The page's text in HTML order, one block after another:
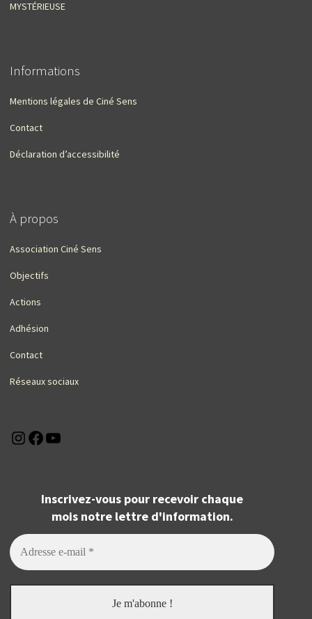
MYSTÉRIEUSE
Informations
Mentions légales de Ciné Sens
Contact
Déclaration d’accessibilité
À propos
Association Ciné Sens
Objectifs
Actions
Adhésion
Contact
Réseaux sociaux
Instagram
Facebook
Inscrivez-vous pour recevoir chaque
mois notre lettre d'information.